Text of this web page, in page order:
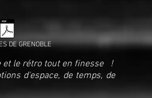
DE GRENOBLE
et le rétro tout en finesse !
d'espace, de temps, de